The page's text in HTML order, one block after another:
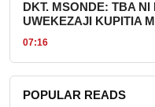
DKT. MSONDE: TBA
UWEKEZAJI KUPITIA
07:16
POPULAR READS